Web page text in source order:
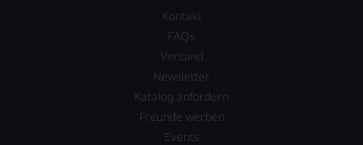
Kontakt
FAQs
Versand
Newsletter
Katalog anfordern
Freunde werben
Events